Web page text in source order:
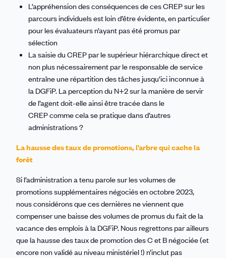
L’appréhension des conséquences de ces CREP sur les
parcours individuels est loin d’être évidente, en particulier
pour les évaluateurs n’ayant pas été promus par
sélection
La saisie du CREP par le supérieur hiérarchique direct et
non plus nécessairement par le responsable de service
entraîne une répartition des tâches jusqu’ici inconnue à
la DGFiP. La perception du N+2 sur la manière de servir
de l’agent doit-elle ainsi être tracée dans le
CREP comme cela se pratique dans d’autres
administrations ?
La hausse des taux de promotions, l’arbre qui cache la
forêt
Si l’administration a tenu parole sur les volumes de
promotions supplémentaires négociés en octobre 2023,
nous considérons que ces dernières ne viennent que
compenser une baisse des volumes de promus du fait de la
vacance des emplois à la DGFiP. Nous regrettons par ailleurs
que la hausse des taux de promotion des C et B négociée (et
encore non validé au niveau ministériel !) n’inclut pas